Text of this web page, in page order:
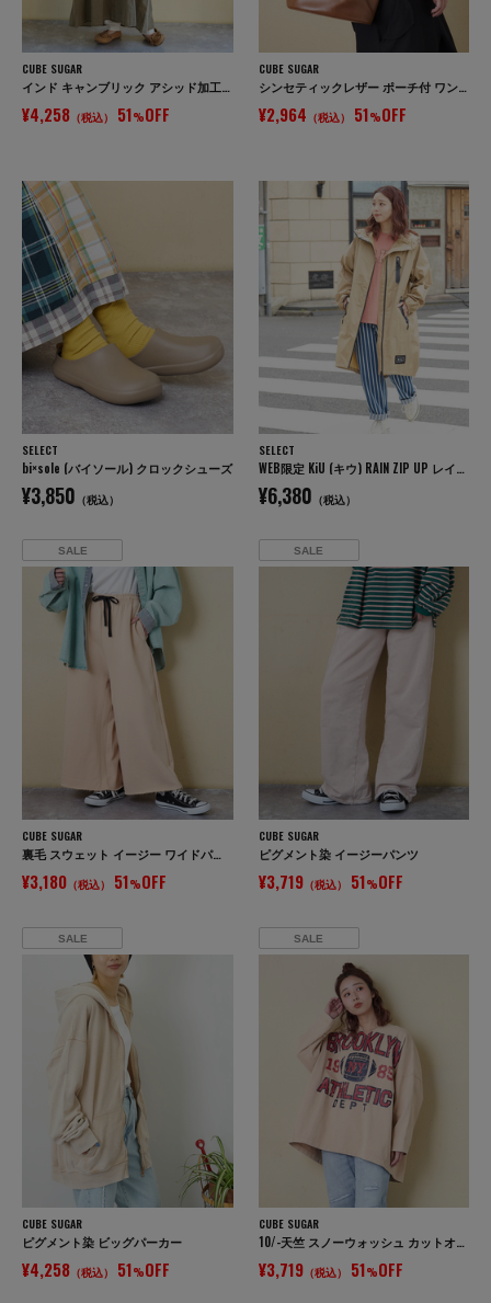
CUBE SUGAR
インド キャンブリック アシッド加工 キャミワンピース
¥4,258 （税込） 51%OFF
CUBE SUGAR
シンセティックレザー ポーチ付 ワンショルダー バッグ
¥2,964 （税込） 51%OFF
SELECT
bi×sole (バイソール) クロックシューズ
¥3,850 （税込）
SELECT
WEB限定 KiU (キウ) RAIN ZIP UP レインジップアップコート
¥6,380 （税込）
SALE
CUBE SUGAR
裏毛 スウェット イージー ワイドパンツ
¥3,180 （税込） 51%OFF
SALE
CUBE SUGAR
ピグメント染 イージーパンツ
¥3,719（税込） 51%OFF
SALE
CUBE SUGAR
ピグメント染 ビッグパーカー
¥4,258 （税込） 51%OFF
SALE
CUBE SUGAR
10/-天竺 スノーウォッシュ カットオフ Vネック プルオーバー
¥3,719（税込） 51%OFF